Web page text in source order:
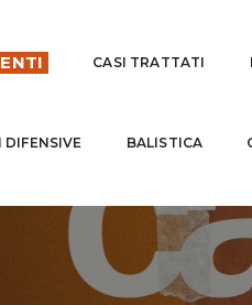
CASI TRATTATI
BALISTICA